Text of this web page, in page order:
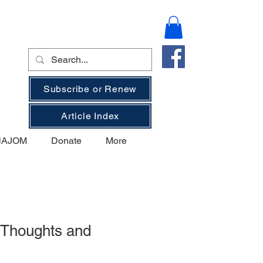
Subscribe or Renew
Article Index
Donate More
and